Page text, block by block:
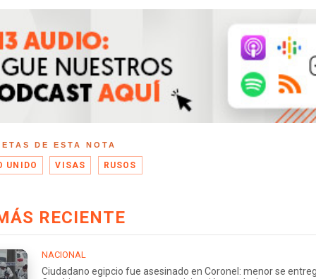
DE ESTA NOTA
UNIDO VISAS RUSOS
RECIENTE
NACIONAL
Ciudadano egipcio fue asesinado en Coronel: menor se